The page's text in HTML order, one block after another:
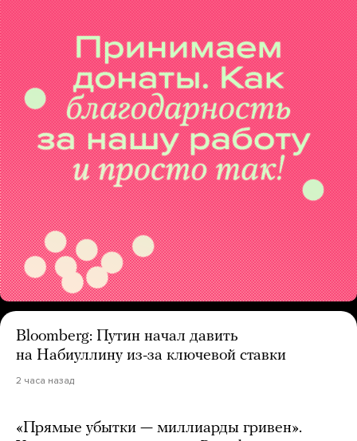
Bloomberg: Путин начал давить
на Набиуллину из-за ключевой ставки
2 часа назад
«Прямые убытки — миллиарды гривен».